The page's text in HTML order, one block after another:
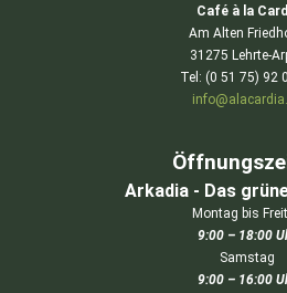
Café à la
Am Alten
31275 Lehrte-
Tel: (0 51 75) 92
Arkadia - Das
Montag bis
9:00 – 18:00
Samstag
9:00 – 16:00